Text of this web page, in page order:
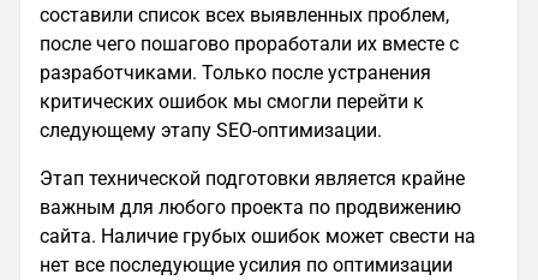
составили список всех выявленных проблем,
после чего пошагово проработали их вместе с
разработчиками. Только после устранения
критических ошибок мы смогли перейти к
следующему этапу SEO-оптимизации.
Этап технической подготовки является крайне
важным для любого проекта по продвижению
сайта. Наличие грубых ошибок может свести на
нет все последующие усилия по оптимизации